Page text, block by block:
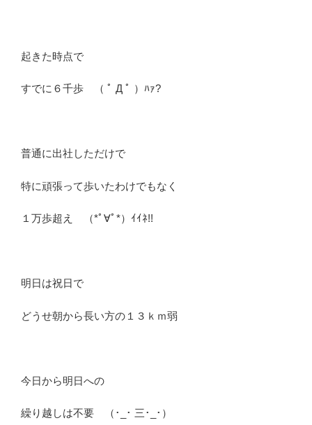
起きた時点で
すでに６千歩 （ ﾟ Д ﾟ ）ﾊｧ?
普通に出社しただけで
特に頑張って歩いたわけでもなく
１万歩超え （*ﾟ∀ﾟ*）ｲｲﾈ!!
明日は祝日で
どうせ朝から長い方の１３ｋｍ弱
今日から明日への
繰り越しは不要 （･_･ 三･_･）